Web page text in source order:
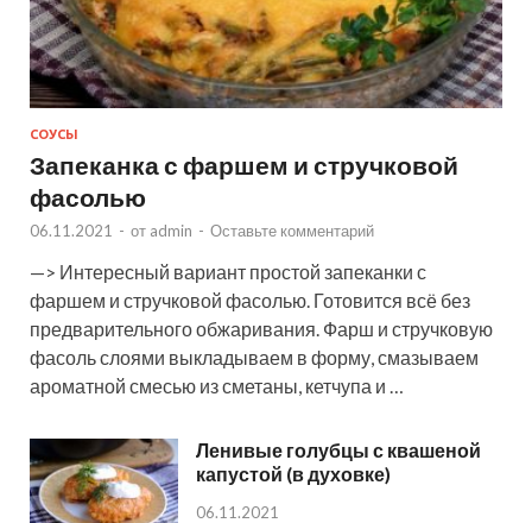
СОУСЫ
Запеканка с фаршем и стручковой
фасолью
06.11.2021 - от admin - Оставьте комментарий
—> Интересный вариант простой запеканки с
фаршем и стручковой фасолью. Готовится всё без
предварительного обжаривания. Фарш и стручковую
фасоль слоями выкладываем в форму, смазываем
ароматной смесью из сметаны, кетчупа и …
Ленивые голубцы с квашеной
капустой (в духовке)
06.11.2021